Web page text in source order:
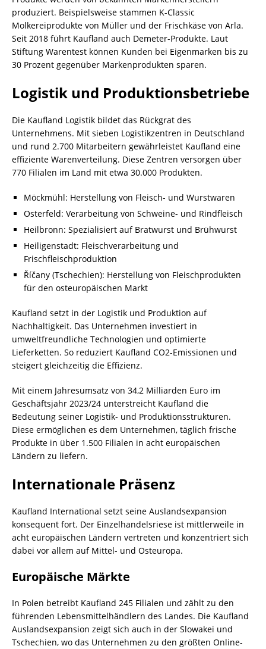
produziert. Beispielsweise stammen K-Classic
Molkereiprodukte von Müller und der Frischkäse von Arla.
Seit 2018 führt Kaufland auch Demeter-Produkte. Laut
Stiftung Warentest können Kunden bei Eigenmarken bis zu
30 Prozent gegenüber Markenprodukten sparen.
Logistik und Produktionsbetriebe
Die Kaufland Logistik bildet das Rückgrat des
Unternehmens. Mit sieben Logistikzentren in Deutschland
und rund 2.700 Mitarbeitern gewährleistet Kaufland eine
effiziente Warenverteilung. Diese Zentren versorgen über
770 Filialen im Land mit etwa 30.000 Produkten.
Möckmühl: Herstellung von Fleisch- und Wurstwaren
Osterfeld: Verarbeitung von Schweine- und Rindfleisch
Heilbronn: Spezialisiert auf Bratwurst und Brühwurst
Heiligenstadt: Fleischverarbeitung und
Frischfleischproduktion
Říčany (Tschechien): Herstellung von Fleischprodukten
für den osteuropäischen Markt
Kaufland setzt in der Logistik und Produktion auf
Nachhaltigkeit. Das Unternehmen investiert in
umweltfreundliche Technologien und optimierte
Lieferketten. So reduziert Kaufland CO2-Emissionen und
steigert gleichzeitig die Effizienz.
Mit einem Jahresumsatz von 34,2 Milliarden Euro im
Geschäftsjahr 2023/24 unterstreicht Kaufland die
Bedeutung seiner Logistik- und Produktionsstrukturen.
Diese ermöglichen es dem Unternehmen, täglich frische
Produkte in über 1.500 Filialen in acht europäischen
Ländern zu liefern.
Internationale Präsenz
Kaufland International setzt seine Auslandsexpansion
konsequent fort. Der Einzelhandelsriese ist mittlerweile in
acht europäischen Ländern vertreten und konzentriert sich
dabei vor allem auf Mittel- und Osteuropa.
Europäische Märkte
In Polen betreibt Kaufland 245 Filialen und zählt zu den
führenden Lebensmittelhändlern des Landes. Die Kaufland
Auslandsexpansion zeigt sich auch in der Slowakei und
Tschechien, wo das Unternehmen zu den größten Online-